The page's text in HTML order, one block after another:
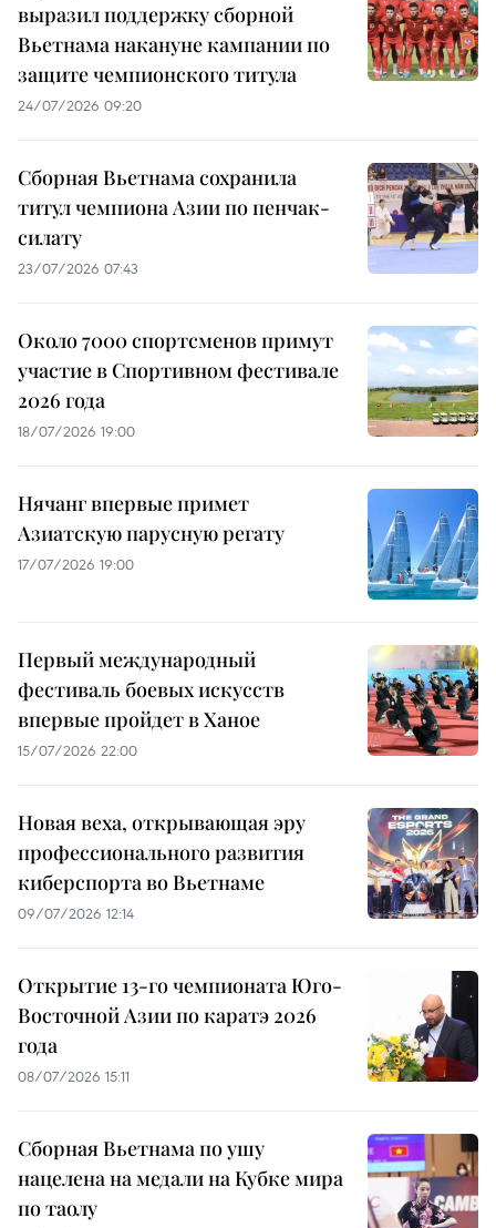
выразил поддержку сборной
Вьетнама накануне кампании по
защите чемпионского титула
24/07/2026 09:20
Сборная Вьетнама сохранила
титул чемпиона Азии по пенчак-
силату
23/07/2026 07:43
Около 7000 спортсменов примут
участие в Спортивном фестивале
2026 года
18/07/2026 19:00
Нячанг впервые примет
Азиатскую парусную регату
17/07/2026 19:00
Первый международный
фестиваль боевых искусств
впервые пройдет в Ханое
15/07/2026 22:00
Новая веха, открывающая эру
профессионального развития
киберспорта во Вьетнаме
09/07/2026 12:14
Открытие 13-го чемпионата Юго-
Восточной Азии по каратэ 2026
года
08/07/2026 15:11
Сборная Вьетнама по ушу
нацелена на медали на Кубке мира
по таолу